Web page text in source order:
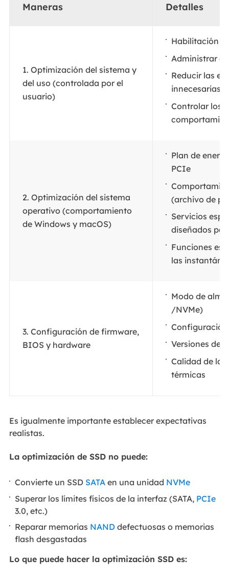
Maneras Detalles
1. Optimización del sistema y
del uso (controlada por el
usuario)
Habilitación
Administrar el
Reducir las
innecesarias
Controlar los
2. Optimización del sistema
operativo (comportamiento
de Windows y macOS)
Plan de
PCIe
(archivo de
Servicios
diseñados
Funciones
las
3. Configuración de firmware,
BIOS y hardware
Modo de
/NVMe)
Versiones de
Calidad de la
térmicas
Es igualmente importante establecer expectativas
realistas.
La optimización de SSD no puede:
Convierte un SSD SATA en una unidad NVMe
Superar los límites físicos de la interfaz (SATA, PCIe
3.0, etc.)
Reparar memorias NAND defectuosas o memorias
flash desgastadas
Lo que puede hacer la optimización SSD es: